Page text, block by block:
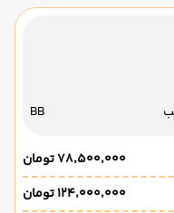
BB
۷۸٬۵۰۰٬۰۰۰ تومان
۱۲۴٬۰۰۰٬۰۰۰ تومان